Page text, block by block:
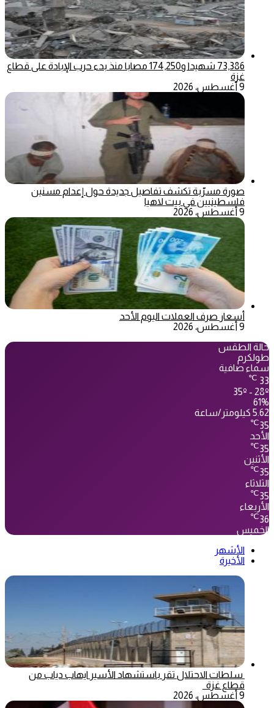
73,386 شهيدا و174,250 مصابا منذ بدء حرب الإبادة على قطاع
غزة
9 أغسطس، 2026
صورة مسرّبة تكشف تفاصيل جديدة حول إعدام مسنين
فلسطينيين في بيت لاهيا
9 أغسطس، 2026
أسعار صرف العملات اليوم الأحد
9 أغسطس، 2026
حالة الطقس
طولكرم
سماء صافية
33
℃
35º - 28º
61%
5.62 كيلومتر/ساعة
35
℃
الأحد
35
℃
الأثنين
35
℃
الثلاثاء
35
℃
الأربعاء
36
℃
الخميس
الأشهر
الأخيرة
سلطات الاحتلال تقر باستشهاد الأسير ايهاب دياب من
قطاع غزة
9 أغسطس، 2026